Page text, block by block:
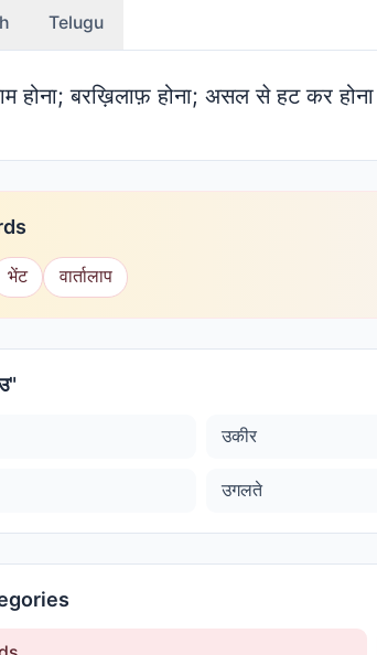
Telugu
होना; बरख़िलाफ़ होना; असल से हट कर होना
भेंट वार्तालाप
"
उकीर
उगलते